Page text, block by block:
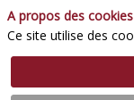
A propos des
Ce site utilise des